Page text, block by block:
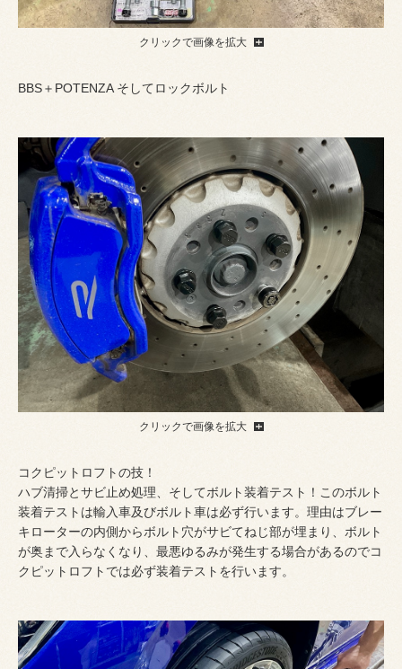
クリックで画像を拡大
BBS＋POTENZA そしてロックボルト
クリックで画像を拡大
コクピットロフトの技！
ハブ清掃とサビ止め処理、そしてボルト装着テスト！このボルト
装着テストは輸入車及びボルト車は必ず行います。理由はブレー
キローターの内側からボルト穴がサビてねじ部が埋まり、ボルト
が奥まで入らなくなり、最悪ゆるみが発生する場合があるのでコ
クピットロフトでは必ず装着テストを行います。